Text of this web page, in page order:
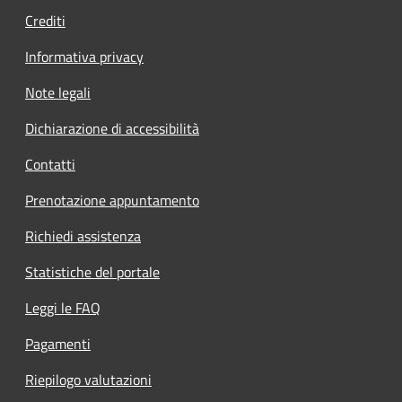
Crediti
Informativa privacy
Note legali
Dichiarazione di accessibilità
Contatti
Prenotazione appuntamento
Richiedi assistenza
Statistiche del portale
Leggi le FAQ
Pagamenti
Riepilogo valutazioni